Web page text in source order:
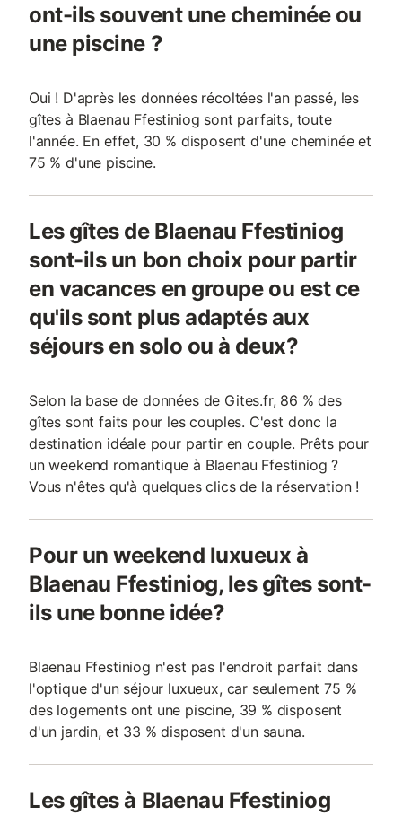
ont-ils souvent une cheminée ou
une piscine ?
Oui ! D'après les données récoltées l'an passé, les
gîtes à Blaenau Ffestiniog sont parfaits, toute
l'année. En effet, 30 % disposent d'une cheminée et
75 % d'une piscine.
Les gîtes de Blaenau Ffestiniog
sont-ils un bon choix pour partir
en vacances en groupe ou est ce
qu'ils sont plus adaptés aux
séjours en solo ou à deux?
Selon la base de données de Gites.fr, 86 % des
gîtes sont faits pour les couples. C'est donc la
destination idéale pour partir en couple. Prêts pour
un weekend romantique à Blaenau Ffestiniog ?
Vous n'êtes qu'à quelques clics de la réservation !
Pour un weekend luxueux à
Blaenau Ffestiniog, les gîtes sont-
ils une bonne idée?
Blaenau Ffestiniog n'est pas l'endroit parfait dans
l'optique d'un séjour luxueux, car seulement 75 %
des logements ont une piscine, 39 % disposent
d'un jardin, et 33 % disposent d'un sauna.
Les gîtes à Blaenau Ffestiniog